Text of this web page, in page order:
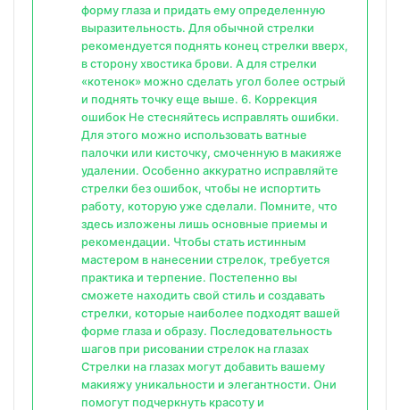
форму глаза и придать ему определенную
выразительность. Для обычной стрелки
рекомендуется поднять конец стрелки вверх,
в сторону хвостика брови. А для стрелки
«котенок» можно сделать угол более острый
и поднять точку еще выше. 6. Коррекция
ошибок Не стесняйтесь исправлять ошибки.
Для этого можно использовать ватные
палочки или кисточку, смоченную в макияже
удалении. Особенно аккуратно исправляйте
стрелки без ошибок, чтобы не испортить
работу, которую уже сделали. Помните, что
здесь изложены лишь основные приемы и
рекомендации. Чтобы стать истинным
мастером в нанесении стрелок, требуется
практика и терпение. Постепенно вы
сможете находить свой стиль и создавать
стрелки, которые наиболее подходят вашей
форме глаза и образу. Последовательность
шагов при рисовании стрелок на глазах
Стрелки на глазах могут добавить вашему
макияжу уникальности и элегантности. Они
помогут подчеркнуть красоту и